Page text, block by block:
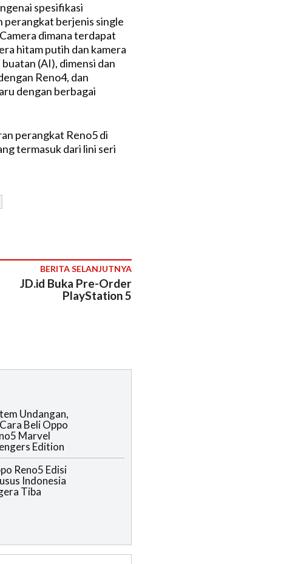
spesifikasi
perangkat berjenis single
dimana terdapat
hitam putih dan kamera
(AI), dimensi dan
Reno4, dan
dengan berbagai
perangkat Reno5 di
termasuk dari lini seri
BERITA SELANJUTNYA
JD.id Buka Pre-Order
PlayStation 5
Undangan,
Beli Oppo
Marvel
Edition
Reno5 Edisi
Indonesia
Tiba